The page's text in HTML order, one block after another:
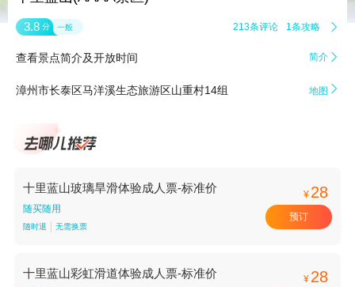
3.8 分 一般 213条评论 1条攻略 
查看景点简介及开放时间 简介 
漳州市长泰区马洋溪生态旅游区山重村14组 地图 
十里蓝山玻璃旱滑体验成人票-标准价
随买随用
随时退 无需换票
¥ 28
预订
十里蓝山彩虹滑道体验成人票-标准价 ¥ 28